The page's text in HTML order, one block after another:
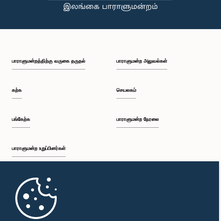
பாராளுமன்றத்திற்கு வருகை தருதல்
கற்க
பங்கேற்க
பாராளுமன்ற உறுப்பினர்கள்
முதற்பக்கம்
பாராளுமன்ற அலுவல்கள்
செயலகம்
பாராளுமன்ற நேரலை
பாராளுமன்ற கையடக்க செயலி